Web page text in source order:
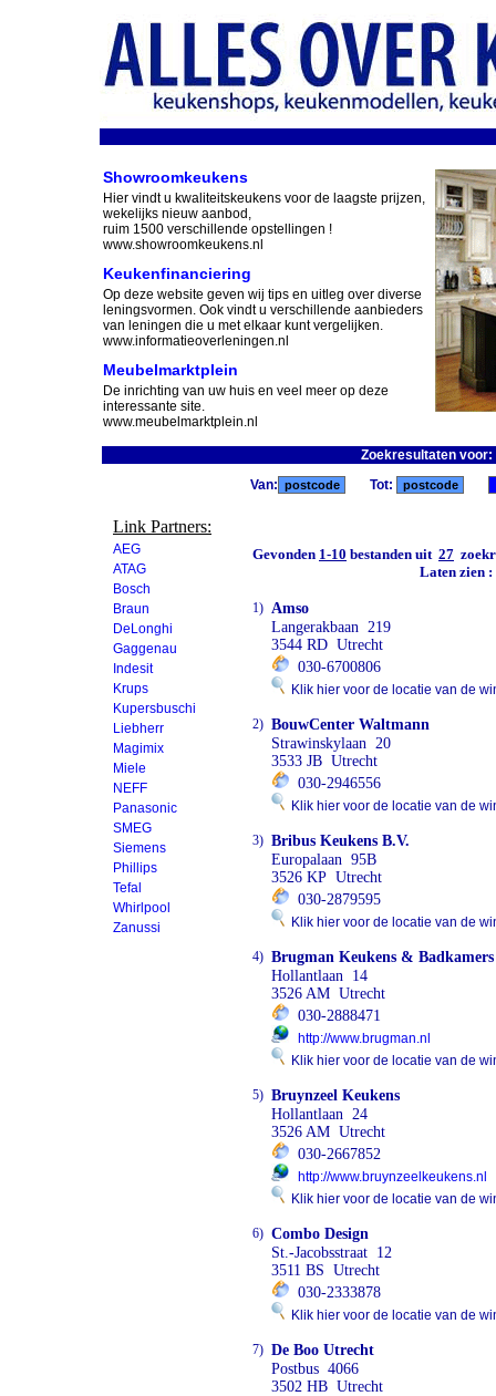
Showroomkeukens
Hier vindt u kwaliteitskeukens voor de laagste prijzen,
wekelijks nieuw aanbod,
ruim 1500 verschillende opstellingen !
www.showroomkeukens.nl
Keukenfinanciering
Op deze website geven wij tips en uitleg over diverse
leningsvormen. Ook vindt u verschillende aanbieders
van leningen die u met elkaar kunt vergelijken.
www.informatieoverleningen.nl
Meubelmarktplein
De inrichting van uw huis en veel meer op deze
interessante site.
www.meubelmarktplein.nl
Zoekresultaten
Link Partners:
AEG
ATAG
Bosch
Braun
DeLonghi
Gaggenau
Indesit
Krups
Kupersbuschi
Liebherr
Magimix
Miele
NEFF
Panasonic
SMEG
Siemens
Phillips
Tefal
Whirlpool
Zanussi
Van: Tot:
Gevonden 1-10 bestanden uit 27
Laten zien
1) Amso
Langerakbaan 219
3544 RD Utrecht
030-6700806
Klik hier voor de locatie van de
2) BouwCenter Waltmann
Strawinskylaan 20
3533 JB Utrecht
030-2946556
Klik hier voor de locatie van de
3) Bribus Keukens B.V.
Europalaan 95B
3526 KP Utrecht
030-2879595
Klik hier voor de locatie van de
4) Brugman Keukens & Badkamers
Hollantlaan 14
3526 AM Utrecht
030-2888471
http://www.brugman.nl
Klik hier voor de locatie van de
5) Bruynzeel Keukens
Hollantlaan 24
3526 AM Utrecht
030-2667852
http://www.bruynzeelkeukens.nl
Klik hier voor de locatie van de
6) Combo Design
St.-Jacobsstraat 12
3511 BS Utrecht
030-2333878
Klik hier voor de locatie van de
7) De Boo Utrecht
Postbus 4066
3502 HB Utrecht